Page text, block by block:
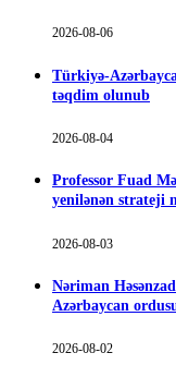
2026-08-06
Türkiyə-
təqdim olunub
2026-08-04
Professor Fuad
yenilənən strateji
2026-08-03
Nəriman
Azərbaycan
2026-08-02